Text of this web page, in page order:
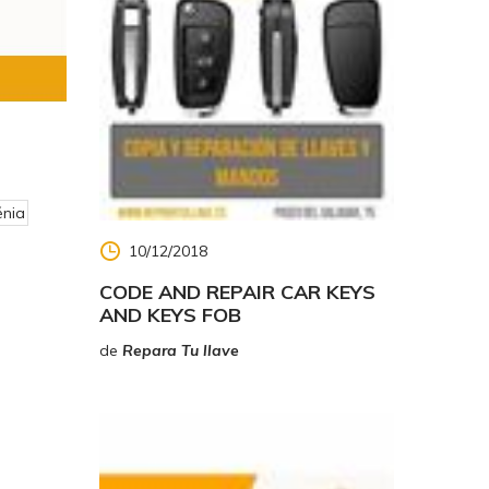
10/12/2018
CODE AND REPAIR CAR KEYS
AND KEYS FOB
de Repara Tu llave